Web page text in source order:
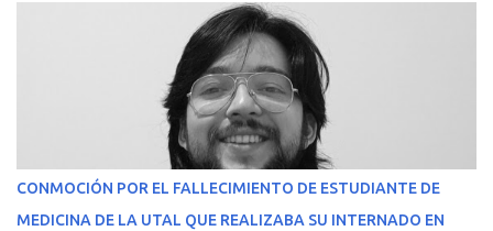
CONMOCIÓN POR EL FALLECIMIENTO DE ESTUDIANTE DE
MEDICINA DE LA UTAL QUE REALIZABA SU INTERNADO EN